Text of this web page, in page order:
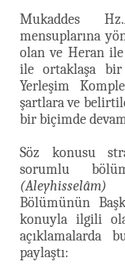
Mukaddes
mensuplarına
olan ve Heran
ile ortaklaşa bir
Yerleşim
şartlara ve
bir biçimde
Söz konusu
sorumlu
(Aleyhisselâm)
Bölümünün
konuyla ilgili
açıklamalarda
paylaştı: